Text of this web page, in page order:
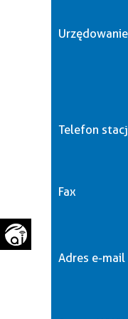
GAZETA
Urzędowanie
Telefon
Fax
Adres e-mail